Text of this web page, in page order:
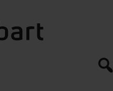
exibart.es